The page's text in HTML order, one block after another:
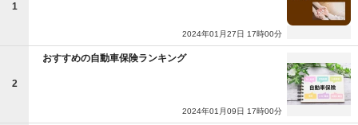
1
2024年01月27日 17時00分
2
おすすめの自動車保険ランキング
2024年01月09日 17時00分